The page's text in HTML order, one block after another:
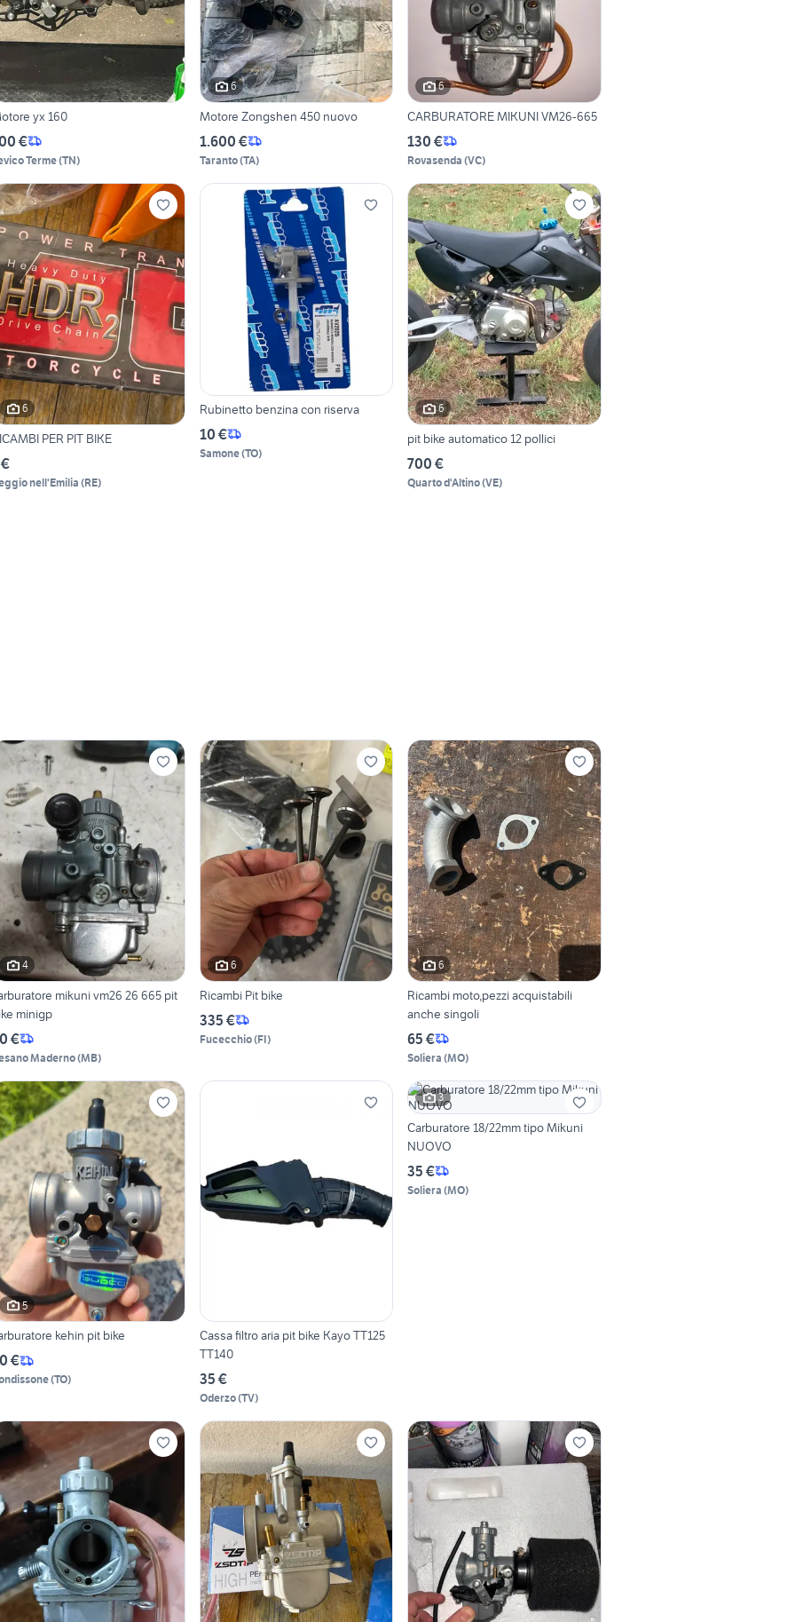
yx 160
€
Terme(TN)
6
Motore Zongshen 450 nuovo
1.600 €
Taranto(TA)
6
CARBURATORE MIKUNI VM26-665
130 €
Rovasenda (VC)
6
PER PIT BIKE
nell'Emilia (RE)
Rubinetto benzina con riserva
10 €
Samone(TO)
6
pit bike automatico 12 pollici
700 €
Quarto d'Altino(VE)
4
mikuni vm26 26 665 pit
bike minigp
€
Maderno(MB)
6
Ricambi Pit bike
335 €
Fucecchio(FI)
6
Ricambi moto,pezzi acquistabili
anche singoli
65 €
Soliera (MO)
5
kehin pit bike
€
(TO)
Cassa filtro aria pit bike Kayo TT125
TT140
35 €
Oderzo(TV)
3
Carburatore 18/22mm tipo Mikuni
NUOVO
35 €
Soliera (MO)